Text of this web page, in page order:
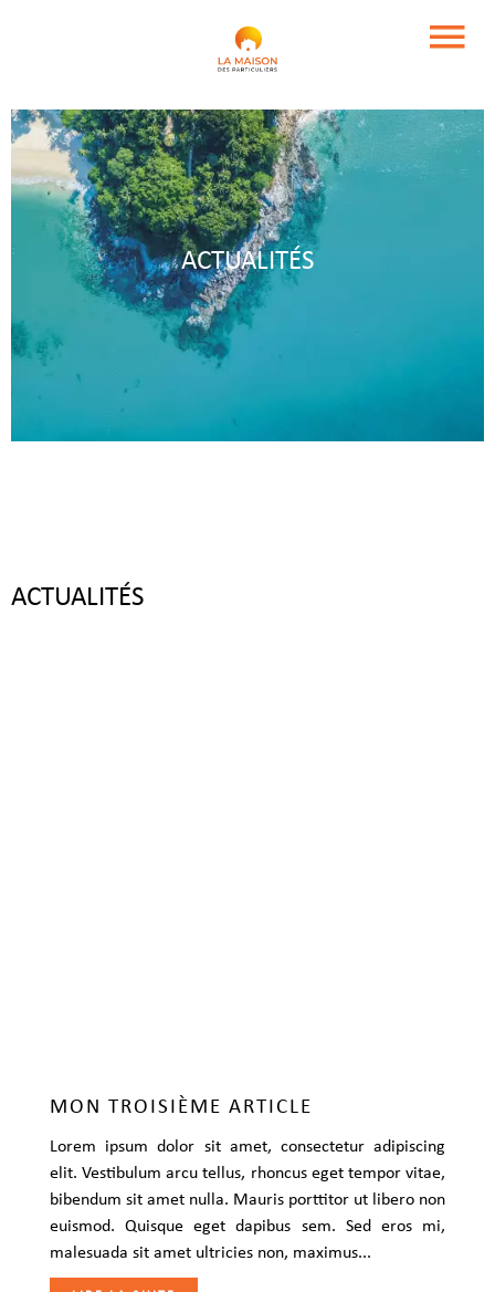
ACTUALITÉS
ACTUALITÉS
MON TROISIÈME ARTICLE
Lorem ipsum dolor sit amet, consectetur adipiscing
elit. Vestibulum arcu tellus, rhoncus eget tempor vitae,
bibendum sit amet nulla. Mauris porttitor ut libero non
euismod. Quisque eget dapibus sem. Sed eros mi,
malesuada sit amet ultricies non, maximus...